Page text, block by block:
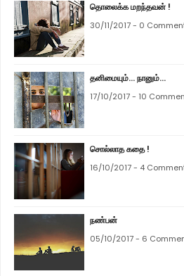
தொலைக்க மறந்தவன் !
30/11/2017 - 0
தனிமையும்... நானும்...
17/10/2017 - 10
சொல்லாத கதை !
16/10/2017 - 4
நண்பன்
05/10/2017 - 6